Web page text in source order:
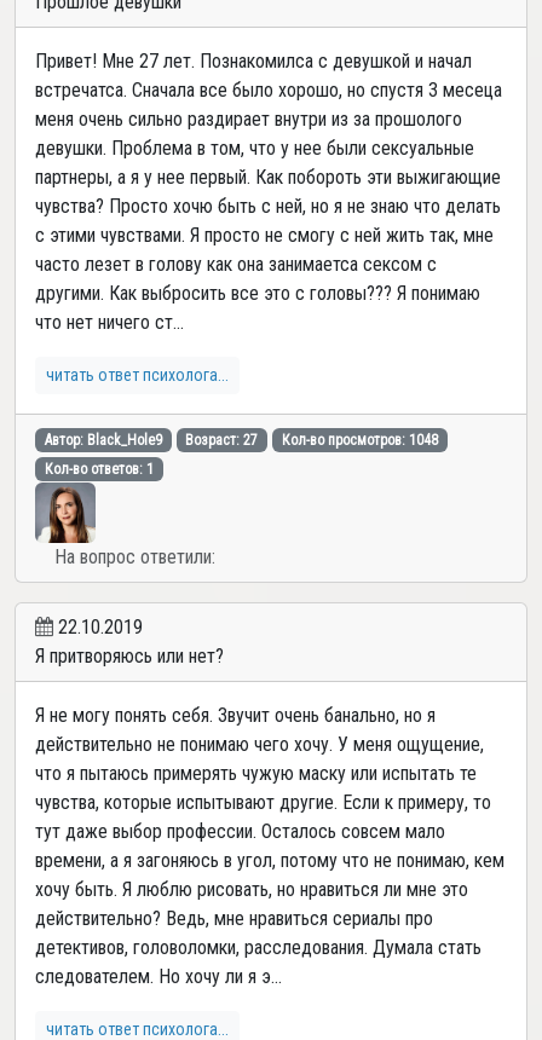
Привет! Мне 27 лет. Познакомилса с девушкой и начал
встречатса. Сначала все было хорошо, но спустя 3 месеца
меня очень сильно раздирает внутри из за прошолого
девушки. Проблема в том, что у нее были сексуальные
партнеры, а я у нее первый. Как побороть эти выжигающие
чувства? Просто хочю быть с ней, но я не знаю что делать
с этими чувствами. Я просто не смогу с ней жить так, мне
часто лезет в голову как она занимаетса сексом с
другими. Как выбросить все это с головы??? Я понимаю
что нет ничего ст...
читать ответ психолога...
Автор: Black_Hole9 Возраст: 27
Кол-во просмотров: 1048
Кол-во ответов: 1
На вопрос ответили:
22.10.2019
Я притворяюсь или нет?
Я не могу понять себя. Звучит очень банально, но я
действительно не понимаю чего хочу. У меня ощущение,
что я пытаюсь примерять чужую маску или испытать те
чувства, которые испытывают другие. Если к примеру, то
тут даже выбор профессии. Осталось совсем мало
времени, а я загоняюсь в угол, потому что не понимаю, кем
хочу быть. Я люблю рисовать, но нравиться ли мне это
действительно? Ведь, мне нравиться сериалы про
детективов, головоломки, расследования. Думала стать
следователем. Но хочу ли я э...
читать ответ психолога...